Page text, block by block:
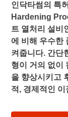
인닥타썸의 특
Hardening
트 열처리 설비
에 비해 우수한
켜줍니다. 간단
형이 거의 없이
을 향상시키고
적, 경제적인